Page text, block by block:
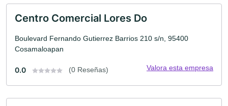
Centro Comercial Lores Do
Boulevard Fernando Gutierrez Barrios 210 s/n, 95400
Cosamaloapan
0.0 (0 Reseñas) Valora esta empresa